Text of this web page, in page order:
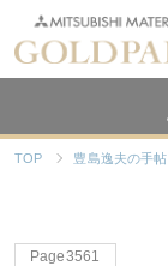
TOP 豊島逸夫の手帖
Page3561